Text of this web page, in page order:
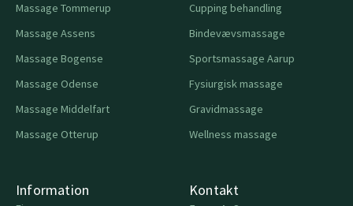
Massage Tommerup
Massage Assens
Massage Bogense
Massage Odense
Massage Middelfart
Massage Otterup
Cupping behandling
Bindevævsmassage
Sportsmassage Aarup
Fysiurgisk massage
Gravidmassage
Wellness massage
Information Kontakt